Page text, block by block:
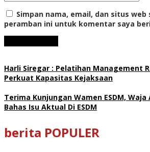
Simpan nama, email, dan situs web
peramban ini untuk komentar saya
Harli Siregar : Pelatihan Management
Perkuat Kapasitas Kejaksaan
Terima Kunjungan Wamen ESDM, Waja
Bahas Isu Aktual Di ESDM
berita POPULER